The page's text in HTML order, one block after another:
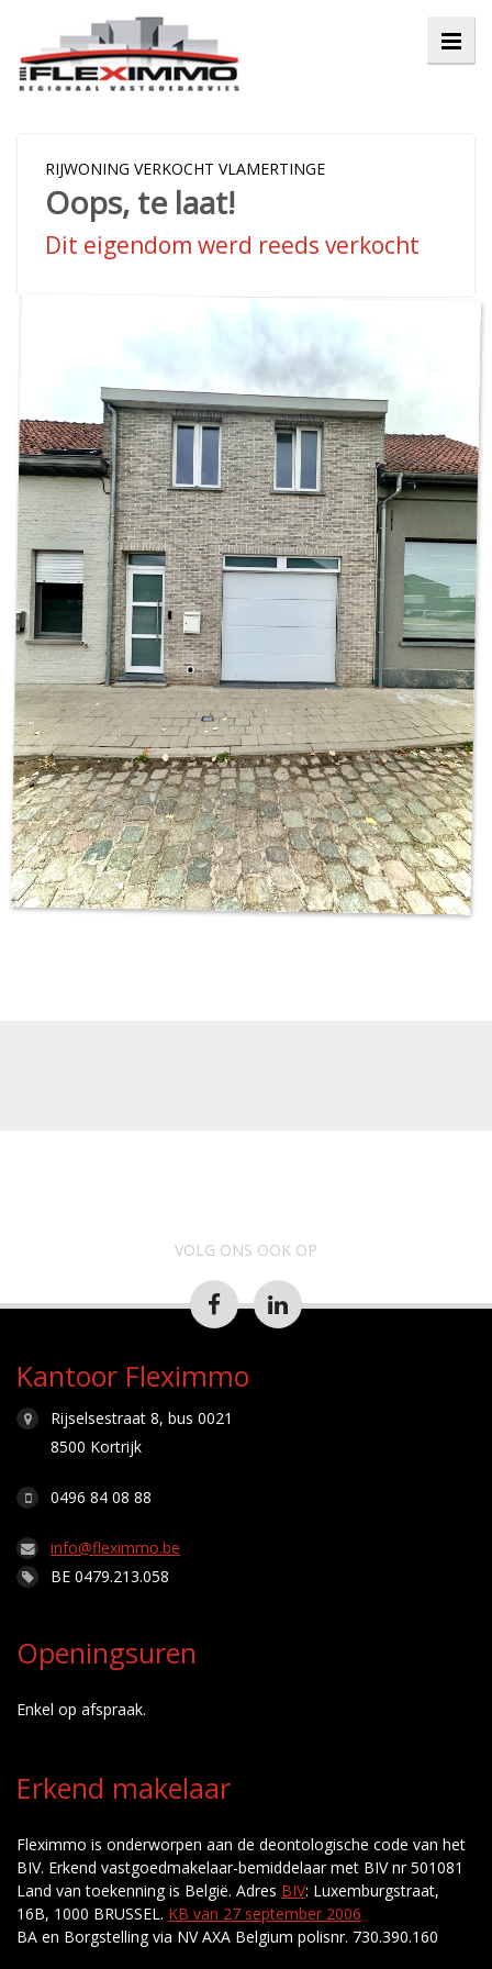
RIJWONING VERKOCHT VLAMERTINGE
Oops, te laat!
Dit eigendom werd reeds verkocht
VOLG ONS OOK OP
Kantoor Fleximmo
Rijselsestraat 8, bus 0021
8500 Kortrijk
0496 84 08 88
info@fleximmo.be
BE 0479.213.058
Openingsuren
Enkel op afspraak.
Erkend makelaar
Fleximmo is onderworpen aan de deontologische code van het
BIV. Erkend vastgoedmakelaar-bemiddelaar met BIV nr 501081
Land van toekenning is België. Adres BIV: Luxemburgstraat,
16B, 1000 BRUSSEL. KB van 27 september 2006
BA en Borgstelling via NV AXA Belgium polisnr. 730.390.160